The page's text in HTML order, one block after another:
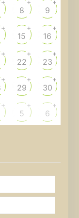
+
8
+
9
+
+
15
+
16
+
+
22
+
23
+
+
29
+
30
+
+
5
+
6
+